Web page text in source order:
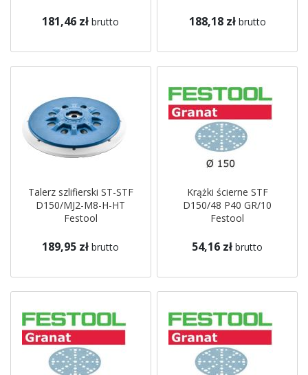
181,46 zł brutto 188,18 zł brutto
Talerz szlifierski ST-STF
D150/MJ2-M8-H-HT
Festool
189,95 zł brutto
Krążki ścierne STF
D150/48 P40 GR/10
Festool
54,16 zł brutto